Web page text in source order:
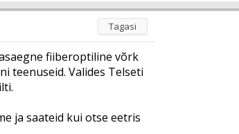
Tagasi
fiiberoptiline võrk
teenuseid. Valides Telseti
ja saateid kui otse eetris